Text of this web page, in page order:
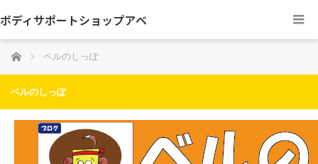
ボディサポートショップアベ
ホーム ベルのしっぽ
ベルのしっぽ